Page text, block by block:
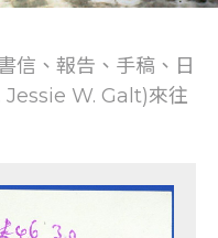
信、報告、手稿、日
Jessie W. Galt)來往